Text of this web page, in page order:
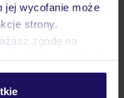
jej wycofanie może
strony.
zgodę na
w zakładkę